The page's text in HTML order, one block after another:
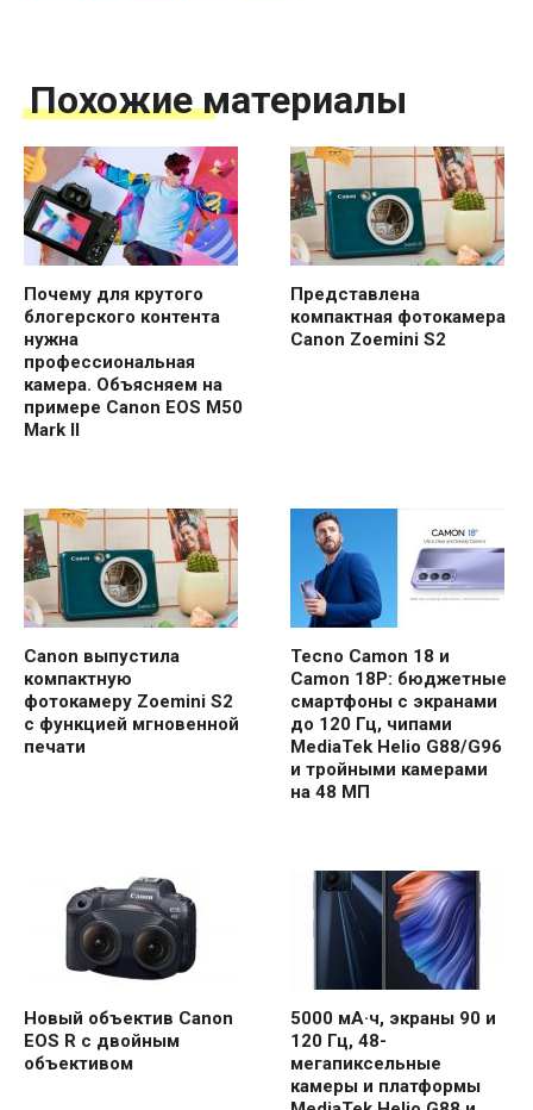
Похожие материалы
Почему для крутого
блогерского контента
нужна
профессиональная
камера. Объясняем на
примере Canon EOS M50
Mark II
Представлена
компактная фотокамера
Canon Zoemini S2
Canon выпустила
компактную
фотокамеру Zoemini S2
с функцией мгновенной
печати
Tecno Camon 18 и
Camon 18P: бюджетные
смартфоны с экранами
до 120 Гц, чипами
MediaTek Helio G88/G96
и тройными камерами
на 48 МП
Новый объектив Canon
EOS R с двойным
объективом
5000 мА·ч, экраны 90 и
120 Гц, 48-
мегапиксельные
камеры и платформы